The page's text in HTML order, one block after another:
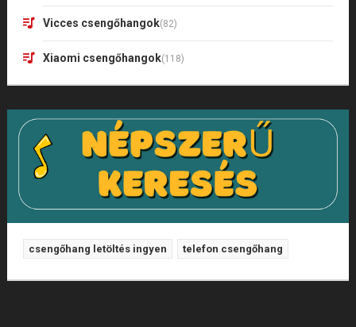
Vicces csengőhangok(82)
Xiaomi csengőhangok(118)
csengőhang letöltés ingyen telefon csengőhang